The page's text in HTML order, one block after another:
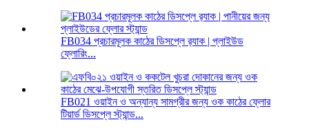
FB034 প্রচারমূলক কাঠের ডিসপ্লে র‍্যাক | প্লাইউড
ফ্লোরিং...
FB021 ওয়াইন ও অন্যান্য সামগ্রীর জন্য ওক কাঠের ফ্লোর
টিয়ার্ড ডিসপ্লে স্ট্যান্ড...